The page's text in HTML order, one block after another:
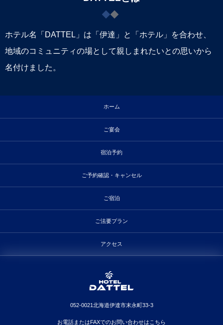
ホテル名「DATTEL」は「伊達」と「ホテル」を合わせ、
地域のコミュニティの場として親しまれたいとの思いから
名付けました。
ホーム
ご宴会
宿泊予約
ご予約確認・キャンセル
ご宿泊
ご法要プラン
アクセス
052-0021北海道伊達市末永町33-3
お電話またはFAXでのお問い合わせはこちら